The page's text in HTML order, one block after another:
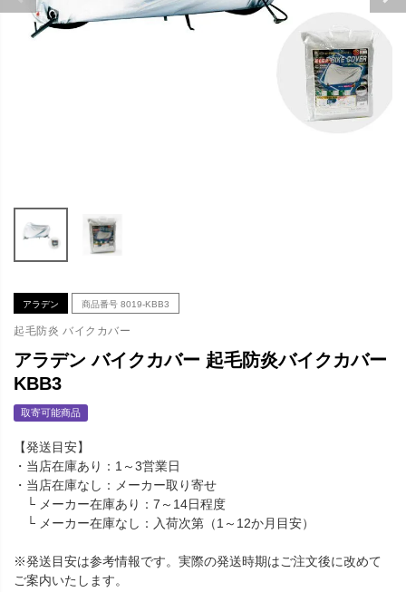
アラデン 商品番号 8019-KBB3
起毛防炎 バイクカバー
アラデン バイクカバー 起毛防炎バイクカバー
KBB3
取寄可能商品
【発送目安】
・当店在庫あり：1～3営業日
・当店在庫なし：メーカー取り寄せ
└ メーカー在庫あり：7～14日程度
└ メーカー在庫なし：入荷次第（1～12か月目安）
※発送目安は参考情報です。実際の発送時期はご注文後に改めて
ご案内いたします。